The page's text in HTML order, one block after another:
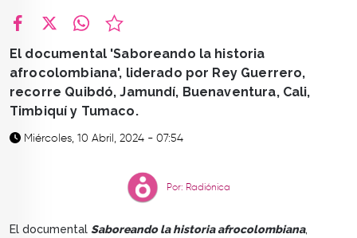
El documental 'Saboreando la historia
afrocolombiana', liderado por Rey Guerrero,
recorre Quibdó, Jamundí, Buenaventura, Cali,
Timbiquí y Tumaco.
Miércoles, 10 Abril, 2024 - 07:54
Por: Radiónica
El documental Saboreando la historia afrocolombiana,